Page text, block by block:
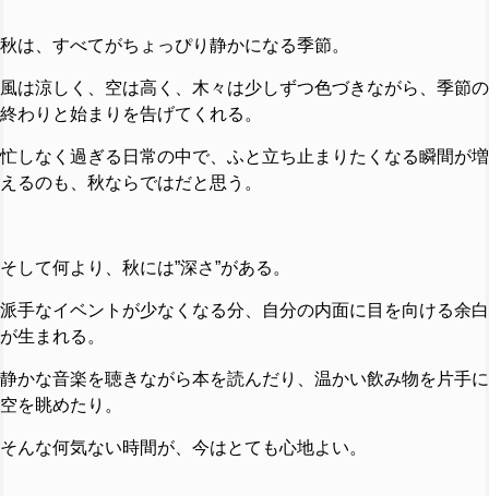
秋は、すべてがちょっぴり静かになる季節。
風は涼しく、空は高く、木々は少しずつ色づきながら、季節の
終わりと始まりを告げてくれる。
忙しなく過ぎる日常の中で、ふと立ち止まりたくなる瞬間が増
えるのも、秋ならではだと思う。
そして何より、秋には”深さ”がある。
派手なイベントが少なくなる分、自分の内面に目を向ける余白
が生まれる。
静かな音楽を聴きながら本を読んだり、温かい飲み物を片手に
空を眺めたり。
そんな何気ない時間が、今はとても心地よい。